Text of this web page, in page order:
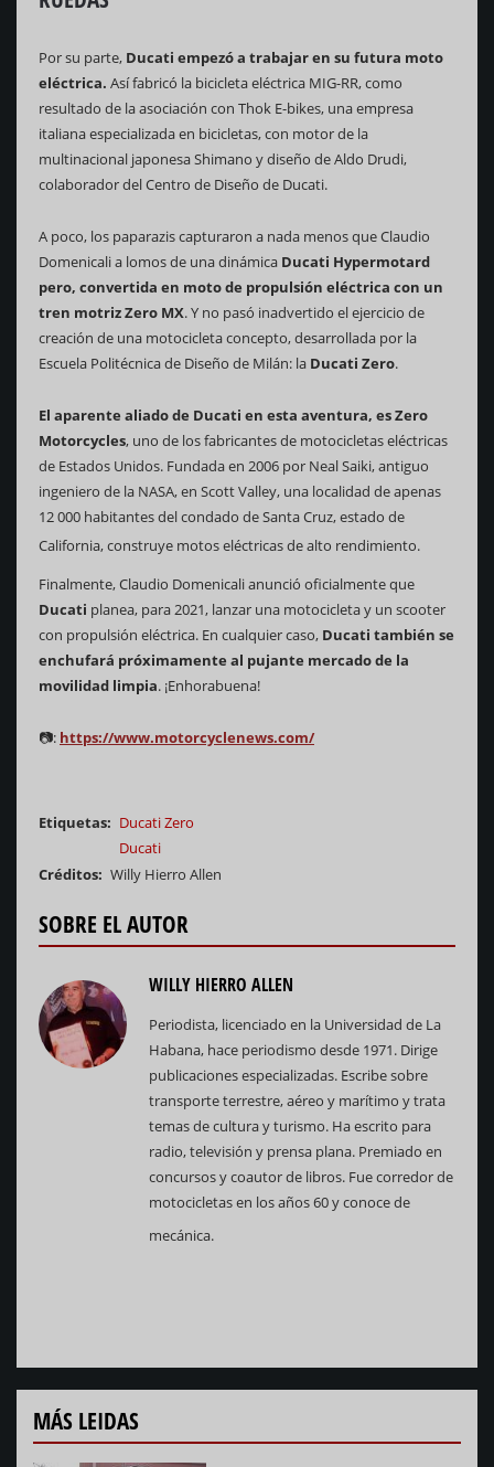
Por su parte, Ducati empezó a trabajar en su futura moto
eléctrica. Así fabricó la bicicleta eléctrica MIG-RR, como
resultado de la asociación con Thok E-bikes, una empresa
italiana especializada en bicicletas, con motor de la
multinacional japonesa Shimano y diseño de Aldo Drudi,
colaborador del Centro de Diseño de Ducati.
A poco, los paparazis capturaron a nada menos que Claudio
Domenicali a lomos de una dinámica Ducati Hypermotard
pero, convertida en moto de propulsión eléctrica con un
tren motriz Zero MX. Y no pasó inadvertido el ejercicio de
creación de una motocicleta concepto, desarrollada por la
Escuela Politécnica de Diseño de Milán: la Ducati Zero.
El aparente aliado de Ducati en esta aventura, es Zero
Motorcycles, uno de los fabricantes de motocicletas eléctricas
de Estados Unidos. Fundada en 2006 por Neal Saiki, antiguo
ingeniero de la NASA, en Scott Valley, una localidad de apenas
12 000 habitantes del condado de Santa Cruz, estado de
California, construye motos eléctricas de alto rendimiento.
Finalmente, Claudio Domenicali anunció oficialmente que
Ducati planea, para 2021, lanzar una motocicleta y un scooter
con propulsión eléctrica. En cualquier caso, Ducati también se
enchufará próximamente al pujante mercado de la
movilidad limpia. ¡Enhorabuena!
📷: https://www.motorcyclenews.com/
Etiquetas
Ducati Zero
Ducati
Créditos
Willy Hierro Allen
SOBRE EL AUTOR
WILLY HIERRO ALLEN
Periodista, licenciado en la Universidad de La
Habana, hace periodismo desde 1971. Dirige
publicaciones especializadas. Escribe sobre
transporte terrestre, aéreo y marítimo y trata
temas de cultura y turismo. Ha escrito para
radio, televisión y prensa plana. Premiado en
concursos y coautor de libros. Fue corredor de
motocicletas en los años 60 y conoce de
mecánica.
MÁS LEIDAS